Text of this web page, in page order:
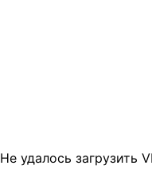
Не удалось загрузить